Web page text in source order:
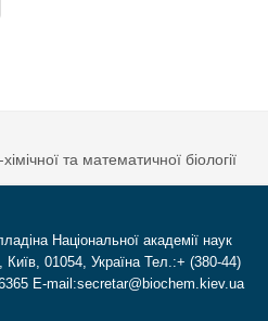
та математичної біології
Національної академії наук
01054, Україна Тел.:+ (380-44)
E-mail:secretar@biochem.kiev.ua